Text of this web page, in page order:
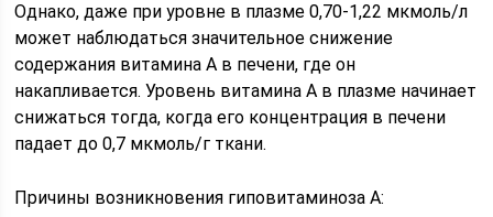
Однако, даже при уровне в плазме 0,70-1,22 мкмоль/л
может наблюдаться значительное снижение
содержания витамина А в печени, где он
накапливается. Уровень витамина А в плазме начинает
снижаться тогда, когда его концентрация в печени
падает до 0,7 мкмоль/г ткани.
Причины возникновения гиповитаминоза А: